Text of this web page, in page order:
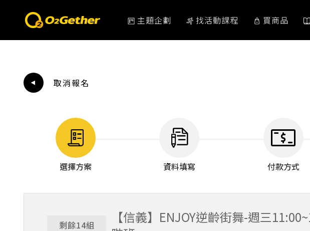
主題企劃 找活動課程 買商品
取消報名
選擇方案 資料填寫 付款方式
剩餘14組
【信義】ENJOY逆齡街舞-週三